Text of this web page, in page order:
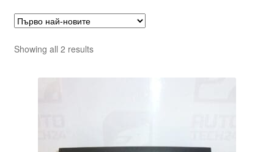
Showing all 2 resultsSorted
latest